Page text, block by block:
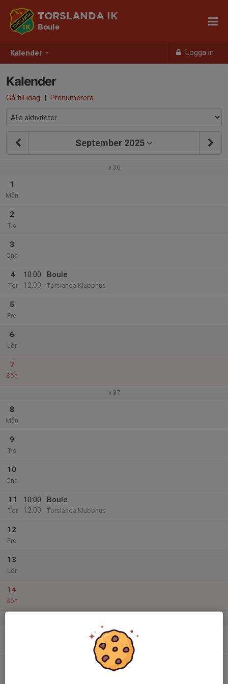
Kalender Logga in
TORSLANDA IK
Boule
Kalender
Gå till idag | Prenumerera
September 2025
v.36
1
Mån
2
Tis
3
Ons
4
Tor
10:00
12:00
Boule
Torslanda Klubbhus
5
Fre
6
Lör
7
Sön
v.37
8
Mån
9
Tis
10
Ons
11
Tor
10:00
12:00
Boule
Torslanda Klubbhus
12
Fre
13
Lör
14
Sön